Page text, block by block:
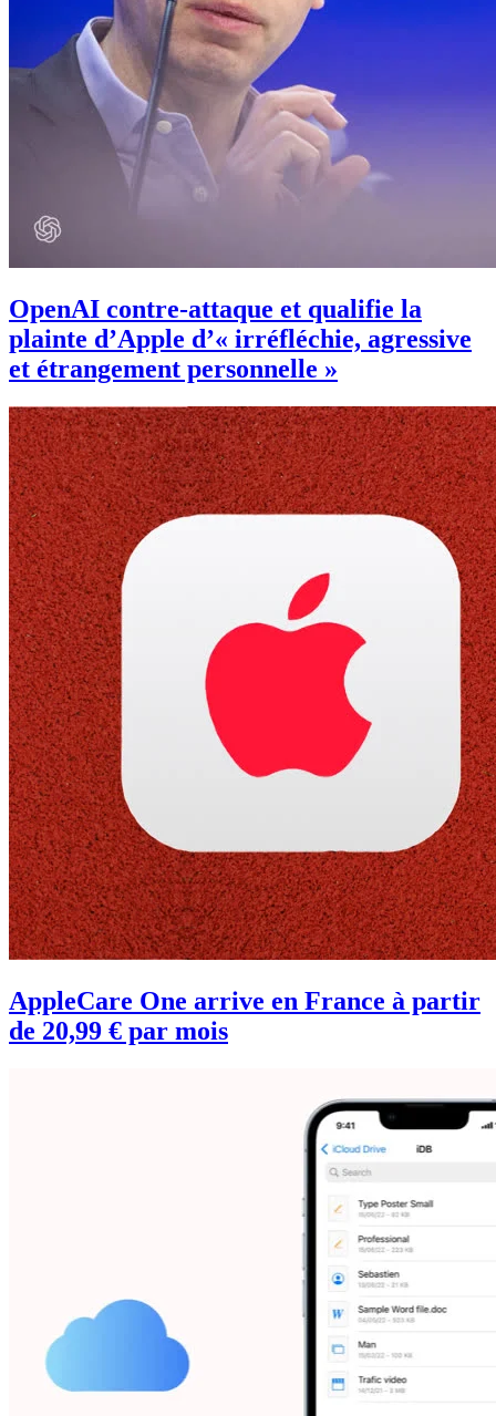
OpenAI contre-attaque et qualifie la
plainte d’Apple d’« irréfléchie, agressive
et étrangement personnelle »
AppleCare One arrive en France à partir
de 20,99 € par mois